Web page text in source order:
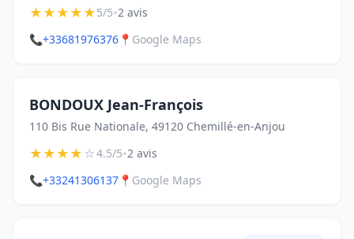
★★★★★5/5•2 avis
📞+33681976376 📍 Google Maps
BONDOUX Jean-François
110 Bis Rue Nationale, 49120 Chemillé-en-Anjou
★★★★☆4.5/5•2 avis
📞+33241306137 📍 Google Maps